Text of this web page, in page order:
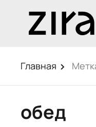
Главная
обед